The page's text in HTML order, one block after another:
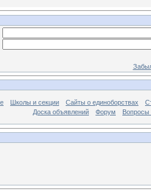
Школы и секции Сайты о единоборствах
Доска объявлений
Форум Вопросы